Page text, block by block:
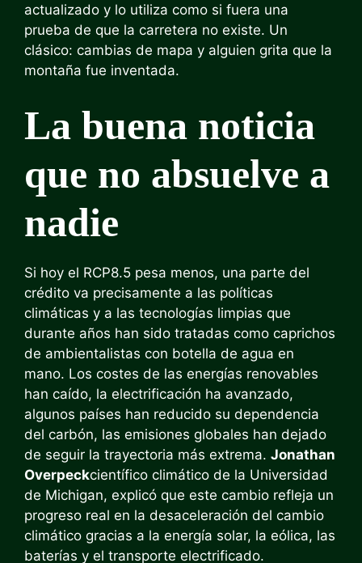
actualizado y lo utiliza como si fuera una
prueba de que la carretera no existe. Un
clásico: cambias de mapa y alguien grita que la
montaña fue inventada.
La buena noticia
que no absuelve a
nadie
Si hoy el RCP8.5 pesa menos, una parte del
crédito va precisamente a las políticas
climáticas y a las tecnologías limpias que
durante años han sido tratadas como caprichos
de ambientalistas con botella de agua en
mano. Los costes de las energías renovables
han caído, la electrificación ha avanzado,
algunos países han reducido su dependencia
del carbón, las emisiones globales han dejado
de seguir la trayectoria más extrema. Jonathan
Overpeckcientífico climático de la Universidad
de Michigan, explicó que este cambio refleja un
progreso real en la desaceleración del cambio
climático gracias a la energía solar, la eólica, las
baterías y el transporte electrificado.